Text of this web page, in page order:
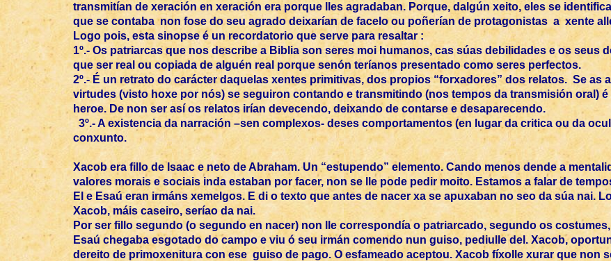
transmitían de xeración en xeración era porque lles agradaban. Porque, dalgún xeito, eles se
que se contaba non fose do seu agrado deixarían de facelo ou poñerían de protagonistas a xente
Logo pois, esta sinopse é un recordatorio que serve para resaltar :
1º.- Os patriarcas que nos describe a Biblia son seres moi humanos, cas súas debilidades e os seus
que ser real ou copiada de alguén real porque senón teríanos presentado como seres perfectos.
2º.- É un retrato do carácter daquelas xentes primitivas, dos propios “forxadores” dos relatos. Se
virtudes (visto hoxe por nós) se seguiron contando e transmitindo (nos tempos da transmisión oral)
heroe. De non ser así os relatos irían devecendo, deixando de contarse e desaparecendo.
3º.- A existencia da narración –sen complexos- deses comportamentos (en lugar da critica ou da
conxunto.
Xacob era fillo de Isaac e neto de Abraham. Un “estupendo” elemento. Cando menos dende a
valores morais e sociais inda estaban por facer, non se lle pode pedir moito. Estamos a falar de
El e Esaú eran irmáns xemelgos. E di o texto que antes de nacer xa se apuxaban no seo da súa nai.
Xacob, máis caseiro, seríao da nai.
Por ser fillo segundo (o segundo en nacer) non lle correspondía o patriarcado, segundo os
Esaú chegaba esgotado do campo e viu ó seu irmán comendo nun guiso, pediulle del. Xacob,
dereito de primoxenitura con ese guiso de pago. O esfameado aceptou. Xacob fíxolle xurar que non